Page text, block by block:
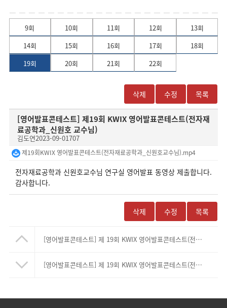
9회 10회 11회 12회
13회
14회
15회 16회 17회
18회
19회
20회 21회 22회
목록
수정
삭제
[영어발표콘테스트] 제19회 KWIX 영어발표콘테스트(전자재
료공학과_신원호 교수님)
김도연2023-09-01707
제19회KWIX 영어발표콘테스트(전자재료공학과_신원호교수님).mp4
전자재료공학과 신원호교수님 연구실 영어발표 동영상 제출합니다.
감사합니다.
목록
수정
삭제
[영어발표콘테스트] 제 19회 KWIX 영어발표콘테스트(전기공학과_이태훈교수님)
[영어발표콘테스트] 제 19회 KWIX 영어발표콘테스트(전기공학과_송승호교수님)